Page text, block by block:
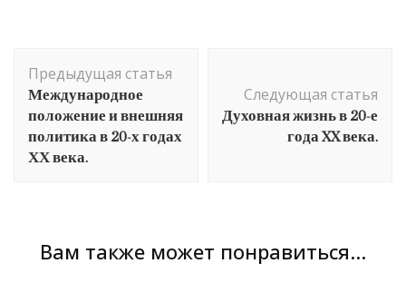
по
записям
Предыдущая статья
Международное
положение и внешняя
политика в 20-х годах
ХХ века.
Следующая статья
Духовная жизнь в 20-е
года XX века.
Вам также может понравиться...